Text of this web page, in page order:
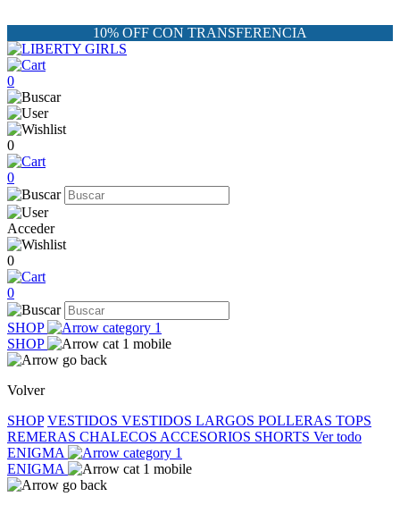
10% OFF CON TRANSFERENCIA
0
0
0
Acceder
0
0
SHOP
SHOP
Volver
SHOP VESTIDOS VESTIDOS LARGOS POLLERAS TOPS
REMERAS CHALECOS ACCESORIOS SHORTS Ver todo
ENIGMA
ENIGMA